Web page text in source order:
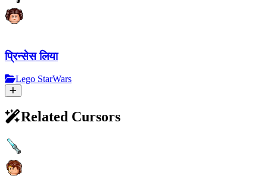
प्रिन्सेस लिया
Lego StarWars
Related Cursors